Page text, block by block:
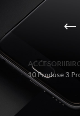
ACCESORII
10 Produse 3